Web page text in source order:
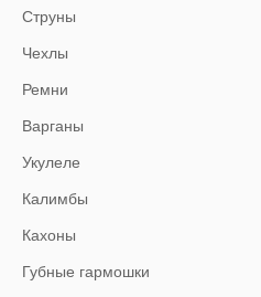
Струны
Чехлы
Ремни
Варганы
Укулеле
Калимбы
Кахоны
Губные гармошки